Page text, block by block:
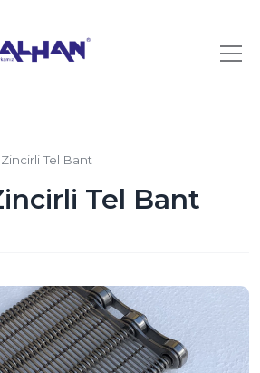
Tel Bant
Tel Bant